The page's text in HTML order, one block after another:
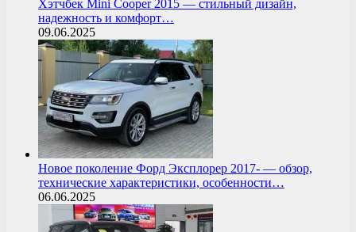
Хэтчбек Mini Cooper 2015 — стильный дизайн,
надежность и комфорт…
09.06.2025
Новое поколение Форд Эксплорер 2017- — обзор,
технические характеристики, особенности…
06.06.2025